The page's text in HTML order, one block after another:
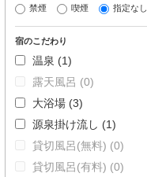
禁煙 喫煙 指定なし
宿のこだわり
温泉 (1)
露天風呂 (0)
大浴場 (3)
源泉掛け流し (1)
貸切風呂(無料) (0)
貸切風呂(有料) (0)